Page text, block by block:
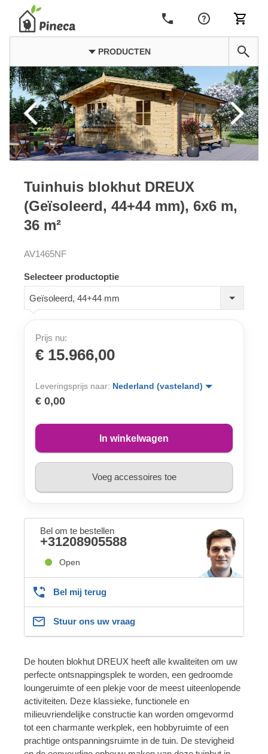
PRODUCTEN
Tuinhuis blokhut DREUX
(Geïsoleerd, 44+44 mm), 6x6 m,
36 m²
AV1465NF
Selecteer productoptie
Geïsoleerd, 44+44 mm
Prijs nu:
€ 15.966,00
Leveringsprijs naar: Nederland (vasteland)
€ 0,00
In winkelwagen
Voeg accessoires toe
Bel om te bestellen
+31208905588
Open
Bel mij terug
Stuur ons uw vraag
De houten blokhut DREUX heeft alle kwaliteiten om uw
perfecte ontsnappingsplek te worden, een gedroomde
loungeruimte of een plekje voor de meest uiteenlopende
activiteiten. Deze klassieke, functionele en
milieuvriendelijke constructie kan worden omgevormd
tot een charmante werkplek, een hobbyruimte of een
prachtige ontspanningsruimte in de tuin. De stevigheid